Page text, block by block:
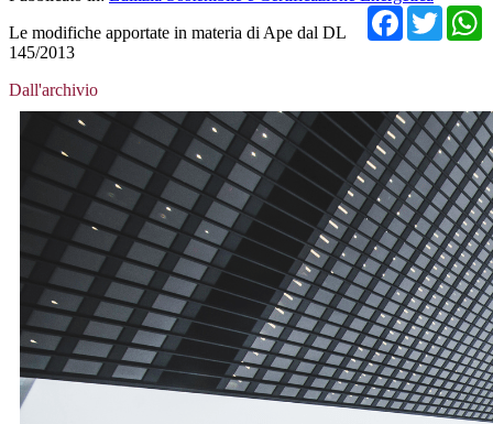
Le modifiche apportate in materia di Ape dal DL
145/2013
Dall'archivio